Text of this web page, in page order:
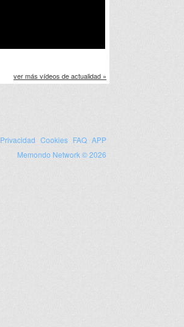
ver más vídeos de actualidad »
Privacidad Cookies FAQ APP
Memondo Network © 2026